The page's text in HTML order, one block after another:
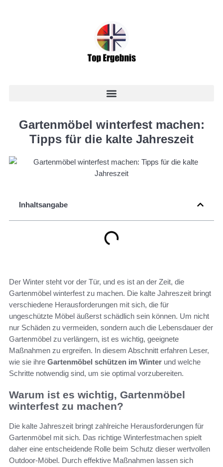
Gartenmöbel winterfest machen:
Tipps für die kalte Jahreszeit
Inhaltsangabe
Der Winter steht vor der Tür, und es ist an der Zeit, die
Gartenmöbel winterfest zu machen. Die kalte Jahreszeit bringt
verschiedene Herausforderungen mit sich, die für
ungeschützte Möbel äußerst schädlich sein können. Um nicht
nur Schäden zu vermeiden, sondern auch die Lebensdauer der
Gartenmöbel zu verlängern, ist es wichtig, geeignete
Maßnahmen zu ergreifen. In diesem Abschnitt erfahren Leser,
wie sie ihre Gartenmöbel schützen im Winter und welche
Schritte notwendig sind, um sie optimal vorzubereiten.
Warum ist es wichtig, Gartenmöbel
winterfest zu machen?
Die kalte Jahreszeit bringt zahlreiche Herausforderungen für
Gartenmöbel mit sich. Das richtige Winterfestmachen spielt
daher eine entscheidende Rolle beim Schutz dieser wertvollen
Outdoor-Möbel. Durch effektive Maßnahmen lassen sich